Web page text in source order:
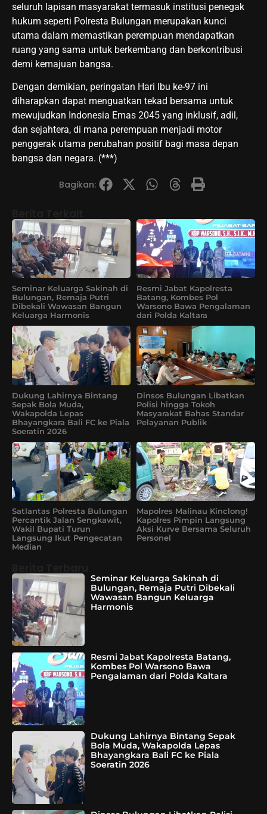
seluruh lapisan masyarakat termasuk institusi penegak
hukum seperti Polresta Bulungan merupakan kunci
utama dalam memastikan perempuan mendapatkan
ruang yang sama untuk berkembang dan berkontribusi
demi kemajuan bangsa.
Dengan demikian, peringatan Hari Ibu ke-97 ini
diharapkan dapat menguatkan tekad bersama untuk
mewujudkan Indonesia Emas 2045 yang inklusif, adil,
dan sejahtera, di mana perempuan menjadi motor
penggerak utama perubahan positif bagi masa depan
bangsa dan negara. (***)
Bagikan:
Seminar Keluarga Sakinah di
Bulungan, Remaja Putri
Dibekali Wawasan Bangun
Keluarga Harmonis
Resmi Jabat Kapolresta
Batang, Kombes Pol
Warsono Bawa Pengalaman
dari Polda Kaltara
Dukung Lahirnya Bintang
Sepak Bola Muda,
Wakapolda Lepas
Bhayangkara Bali FC ke Piala
Soeratin 2026
Dinsos Bulungan Libatkan
Polisi hingga Tokoh
Masyarakat Bahas Standar
Pelayanan Publik
Satlantas Polresta Bulungan
Percantik Jalan Sengkawit,
Wakil Bupati Turun
Langsung Ikut Pengecatan
Median
Mapolres Malinau Kinclong!
Kapolres Pimpin Langsung
Aksi Kurve Bersama Seluruh
Personel
Seminar Keluarga Sakinah di
Bulungan, Remaja Putri Dibekali
Wawasan Bangun Keluarga
Harmonis
Resmi Jabat Kapolresta Batang,
Kombes Pol Warsono Bawa
Pengalaman dari Polda Kaltara
Dukung Lahirnya Bintang Sepak
Bola Muda, Wakapolda Lepas
Bhayangkara Bali FC ke Piala
Soeratin 2026